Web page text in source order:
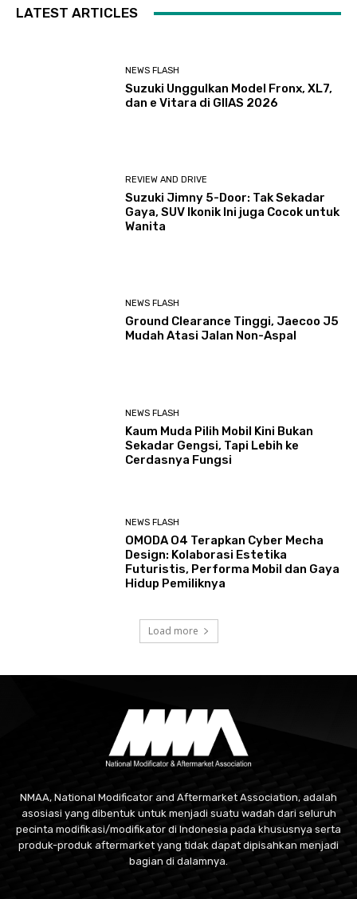
LATEST ARTICLES
NEWS FLASH
Suzuki Unggulkan Model Fronx, XL7,
dan e Vitara di GIIAS 2026
REVIEW AND DRIVE
Suzuki Jimny 5-Door: Tak Sekadar
Gaya, SUV Ikonik Ini juga Cocok untuk
Wanita
NEWS FLASH
Ground Clearance Tinggi, Jaecoo J5
Mudah Atasi Jalan Non-Aspal
NEWS FLASH
Kaum Muda Pilih Mobil Kini Bukan
Sekadar Gengsi, Tapi Lebih ke
Cerdasnya Fungsi
NEWS FLASH
OMODA O4 Terapkan Cyber Mecha
Design: Kolaborasi Estetika
Futuristis, Performa Mobil dan Gaya
Hidup Pemiliknya
Load more
NMAA, National Modificator and Aftermarket Association, adalah
asosiasi yang dibentuk untuk menjadi suatu wadah dari seluruh
pecinta modifikasi/modifikator di Indonesia pada khususnya serta
produk-produk aftermarket yang tidak dapat dipisahkan menjadi
bagian di dalamnya.